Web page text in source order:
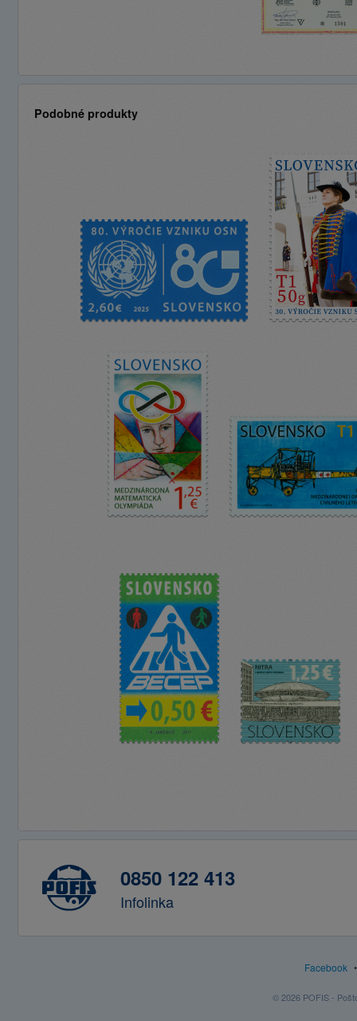
Podobné produkty
0850 122 413
Infolinka
Facebook
© 2026 POFIS -